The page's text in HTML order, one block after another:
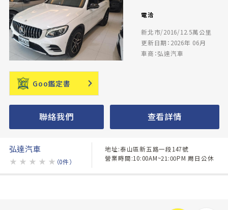
電洽
新北市/2016/12.5萬公里
更新日期：2026年 06月
車商：弘達汽車
Goo鑑定書
聯絡我們 查看詳情
弘達汽車
★ ★ ★ ★ ★ （0件）
地址:泰山區新五路一段147號
營業時間:10:00AM~21:00PM 周日公休